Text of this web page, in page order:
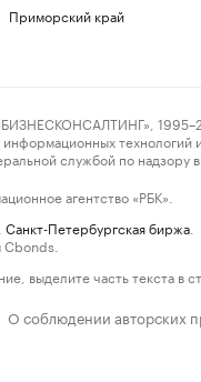
Приморский край
службой по
агентство «РБК».
Санкт-Петербургская биржа
выделите часть текста в
О соблюдении авторских